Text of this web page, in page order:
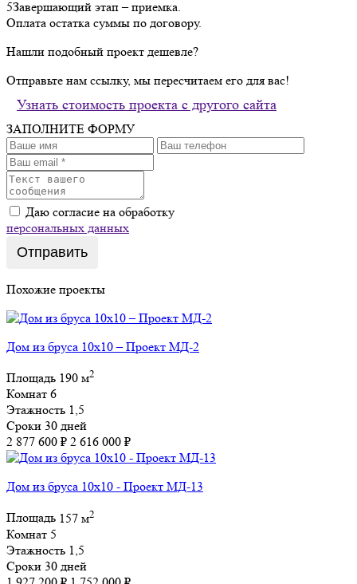
5Завершающий этап – приемка.
Оплата остатка суммы по договору.
Нашли подобный проект дешевле?
Отправьте нам ссылку, мы пересчитаем его для вас!
Узнать стоимость проекта с другого сайта
ЗАПОЛНИТЕ ФОРМУ
Даю согласие на обработку
персональных данных
Отправить
Похожие проекты
Дом из бруса 10х10 – Проект МД-2
Площадь 190 м2
Комнат 6
Этажность 1,5
Сроки 30 дней
2 877 600 ₽ 2 616 000 ₽
Дом из бруса 10х10 - Проект МД-13
Площадь 157 м2
Комнат 5
Этажность 1,5
Сроки 30 дней